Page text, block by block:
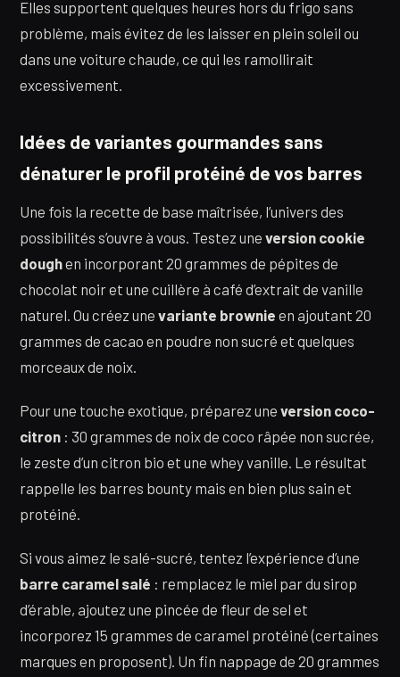
Elles supportent quelques heures hors du frigo sans
problème, mais évitez de les laisser en plein soleil ou
dans une voiture chaude, ce qui les ramollirait
excessivement.
Idées de variantes gourmandes sans
dénaturer le profil protéiné de vos barres
Une fois la recette de base maîtrisée, l’univers des
possibilités s’ouvre à vous. Testez une version cookie
doughen incorporant 20 grammes de pépites de
chocolat noir et une cuillère à café d’extrait de vanille
naturel. Ou créez une variante brownie en ajoutant 20
grammes de cacao en poudre non sucré et quelques
morceaux de noix.
Pour une touche exotique, préparez une version coco-
citron : 30 grammes de noix de coco râpée non sucrée,
le zeste d’un citron bio et une whey vanille. Le résultat
rappelle les barres bounty mais en bien plus sain et
protéiné.
Si vous aimez le salé-sucré, tentez l’expérience d’une
barre caramel salé : remplacez le miel par du sirop
d’érable, ajoutez une pincée de fleur de sel et
incorporez 15 grammes de caramel protéiné (certaines
marques en proposent). Un fin nappage de 20 grammes